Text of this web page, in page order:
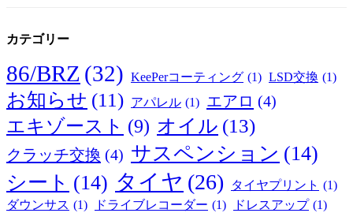
カテゴリー
86/BRZ (32) KeePerコーティング (1) LSD交換 (1)
お知らせ (11) アパレル (1) エアロ (4)
エキゾースト (9) オイル (13)
クラッチ交換 (4) サスペンション (14)
シート (14) タイヤ (26) タイヤプリント (1)
ダウンサス (1) ドライブレコーダー (1) ドレスアップ (1)